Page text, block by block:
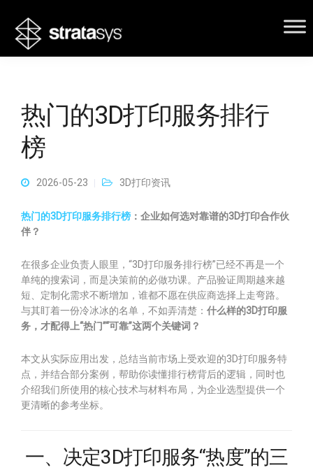
热门的3D打印服务排行
榜
2026-05-23 3D打印资讯
热门的3D打印服务排行榜 ：企业如何选对靠谱的3D打印合作伙
伴？
在很多企业负责人眼里，“3D打印服务排行榜”已经不再是一个
单纯的搜索词，而是决策前的必做功课。产品验证周期越来越
短、定制化需求不断增加，谁都不愿在供应商选择上走弯路。
与其盯着一份冷冰冰的名单，不如弄清楚： 什么样的3D打印服
务，才配得上“热门”“可靠”这两个关键词？
本文从实际应用出发，总结当前市场上受欢迎的3D打印服务特
点，并结合部分案例，帮助你读懂排行榜背后的逻辑，同时也
介绍我们所使用的核心技术与材料布局，为企业选型提供一个
更清晰的参考坐标。
一、决定3D打印服务“热度”的三